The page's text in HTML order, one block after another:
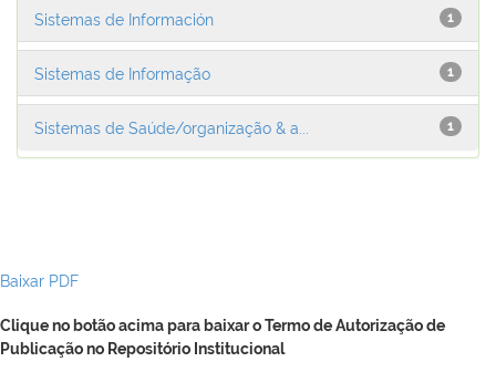
1
Sistemas de Información
1
Sistemas de Informação
1
Sistemas de Saúde/organização & a...
Baixar PDF
Clique no botão acima para baixar o Termo de Autorização de
Publicação no Repositório Institucional